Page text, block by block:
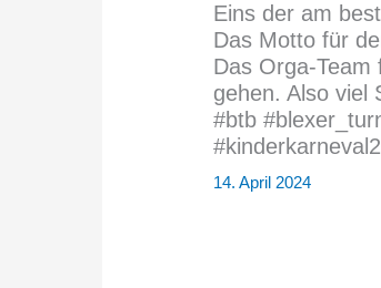
Eins der am
Das Motto für
Das Orga-
gehen. Also viel
#btb
14. April 2024